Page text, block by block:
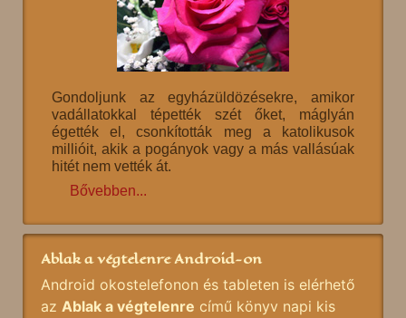
Gondoljunk az egyházüldözésekre, amikor
vadállatokkal tépették szét őket, máglyán
égették el, csonkították meg a katolikusok
millióit, akik a pogányok vagy a más vallásúak
hitét nem vették át.
Bővebben...
Ablak a végtelenre Android-on
Android okostelefonon és tableten is elérhető
az Ablak a végtelenre című könyv napi kis